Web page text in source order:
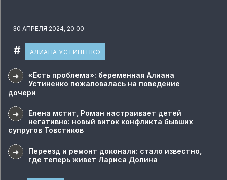
30 АПРЕЛЯ 2024, 20:00
# АЛИАНА УСТИНЕНКО
➜
«Есть проблема»: беременная Алиана
Устиненко пожаловалась на поведение
дочери
➜
Елена мстит, Роман настраивает детей
негативно: новый виток конфликта бывших
супругов Товстиков
➜
Переезд и ремонт доконали: стало известно,
где теперь живет Лариса Долина